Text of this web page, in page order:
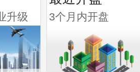
升级 3个月内开盘